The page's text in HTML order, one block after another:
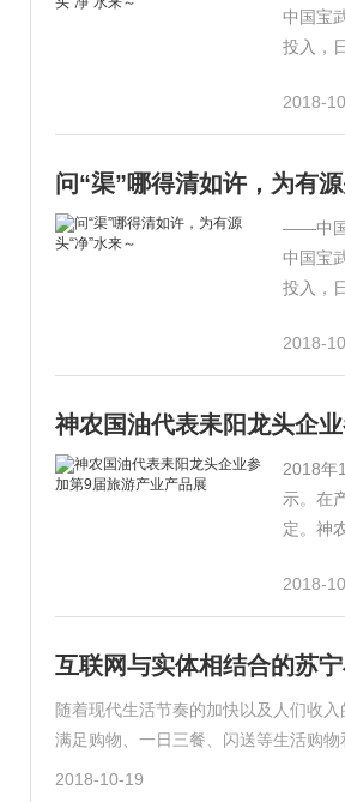
中国宝
投入，
2018-
问“渠”哪得清如许，为有
——中国
中国宝
投入，
2018-
神农国油代表耒阳龙头企
2018年
示。在
定。神
2018-
互联网与实体相结合的苏
随着现代生活节奏的加快以及人们收
满足购物、一日三餐、闪送等生活购
2018-10-19